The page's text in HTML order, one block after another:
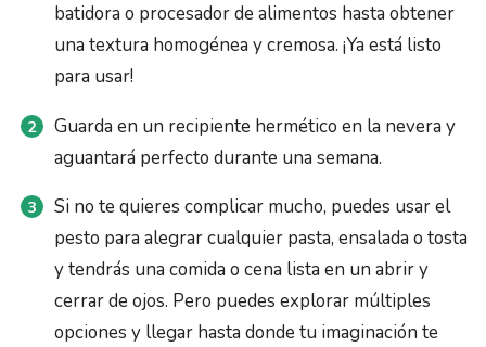
batidora o procesador de alimentos hasta obtener
una textura homogénea y cremosa. ¡Ya está listo
para usar!
Guarda en un recipiente hermético en la nevera y
aguantará perfecto durante una semana.
Si no te quieres complicar mucho, puedes usar el
pesto para alegrar cualquier pasta, ensalada o tosta
y tendrás una comida o cena lista en un abrir y
cerrar de ojos. Pero puedes explorar múltiples
opciones y llegar hasta donde tu imaginación te